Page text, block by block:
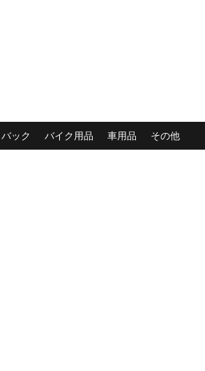
バック バイク用品 車用品 その他